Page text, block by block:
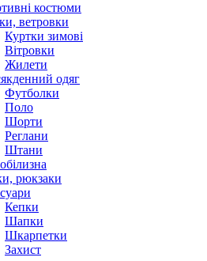
костюми
ветровки
Куртки зимові
Вітровки
Жилети
одяг
Футболки
Поло
Шорти
Реглани
Штани
рюкзаки
Кепки
Шапки
Шкарпетки
Захист